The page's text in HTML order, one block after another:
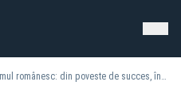
Turismul românesc: din poveste de succes, în umbră a trecutului